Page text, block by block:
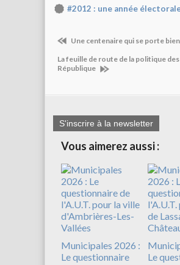
#2012 : une année
Une centenaire qui se porte
La feuille de route de la politique
République
S'inscrire à la newsletter
Vous aimerez aussi :
Municipales 2026 :
Le questionnaire
Le